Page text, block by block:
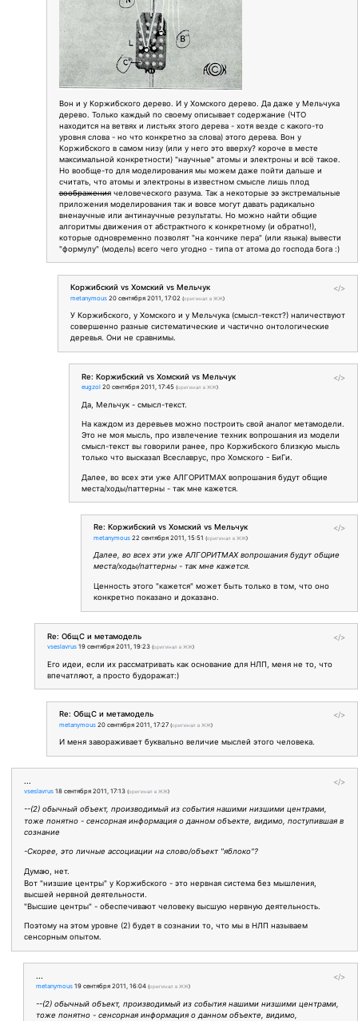
Вон и у Коржибского дерево. И у Хомского дерево. Да даже у Мельчука
дерево. Только каждый по своему описывает содержание (ЧТО
находится на ветвях и листьях этого дерева - хотя везде с какого-то
уровня слова - но что конкретно за слова) этого дерева. Вон у
Коржибского в самом низу (или у него это вверху? короче в месте
максимальной конкретности) "научные" атомы и электроны и всё такое.
Но вообще-то для моделирования мы можем даже пойти дальше и
считать, что атомы и электроны в известном смысле лишь плод
воображениячеловеческого разума. Так а некоторые ээ экстремальные
приложения моделирования так и вовсе могут давать радикально
вненаучные или антинаучные результаты. Но можно найти общие
алгоритмы движения от абстрактного к конкретному (и обратно!),
которые одновременно позволят "на кончике пера" (или языка) вывести
"формулу" (модель) всего чего угодно - типа от атома до господа бога :)
</>
Коржибский vs Хомский vs Мельчук
metanymous 20 сентября 2011, 17:02 (оригинал в ЖЖ)
У Коржибского, у Хомского и у Мельчука (смысл-текст?) наличествуют
совершенно разные систематические и частично онтологические
деревья. Они не сравнимы.
</>
Re: Коржибский vs Хомский vs Мельчук
eugzol 20 сентября 2011, 17:45 (оригинал в ЖЖ)
Да, Мельчук - смысл-текст.
На каждом из деревьев можно построить свой аналог метамодели.
Это не моя мысль, про извлечение техник вопрошания из модели
смысл-текст вы говорили ранее, про Коржибского близкую мысль
только что высказал Всеславрус, про Хомского - БиГи.
Далее, во всех эти уже АЛГОРИТМАХ вопрошания будут общие
места/ходы/паттерны - так мне кажется.
</>
Re: Коржибский vs Хомский vs Мельчук
metanymous 22 сентября 2011, 15:51 (оригинал в ЖЖ)
Далее, во всех эти уже АЛГОРИТМАХ вопрошания будут общие
места/ходы/паттерны - так мне кажется.
Ценность этого "кажется" может быть только в том, что оно
конкретно показано и доказано.
</>
Re: ОбщС и метамодель
vseslavrus 19 сентября 2011, 19:23 (оригинал в ЖЖ)
Его идеи, если их рассматривать как основание для НЛП, меня не то, что
впечатляют, а просто будоражат:)
</>
Re: ОбщС и метамодель
metanymous 20 сентября 2011, 17:27 (оригинал в ЖЖ)
И меня завораживает буквально величие мыслей этого человека.
</>
...
vseslavrus 18 сентября 2011, 17:13 (оригинал в ЖЖ)
--(2) обычный объект, производимый из события нашими низшими центрами,
тоже понятно - сенсорная информация о данном объекте, видимо, поступившая в
сознание
-Скорее, это личные ассоциации на слово/объект "яблоко"?
Думаю, нет.
Вот "низшие центры" у Коржибского - это нервная система без мышления,
высшей нервной деятельности.
"Высшие центры" - обеспечивают человеку высшую нервную деятельность.
Поэтому на этом уровне (2) будет в сознании то, что мы в НЛП называем
сенсорным опытом.
</>
...
metanymous 19 сентября 2011, 16:04 (оригинал в ЖЖ)
--(2) обычный объект, производимый из события нашими низшими центрами,
тоже понятно - сенсорная информация о данном объекте, видимо,